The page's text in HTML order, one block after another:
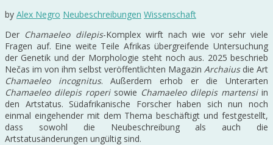
by Alex Negro Neubeschreibungen Wissenschaft
Der Chamaeleo dilepis-Komplex wirft nach wie vor sehr viele
Fragen auf. Eine weite Teile Afrikas übergreifende Untersuchung
der Genetik und der Morphologie steht noch aus. 2025 beschrieb
Nečas im von ihm selbst veröffentlichten Magazin Archaiusdie Art
Chamaeleo incognitus. Außerdem erhob er die Unterarten
Chamaeleo dilepis roperisowie Chamaeleo dilepis martensiin
den Artstatus. Südafrikanische Forscher haben sich nun noch
einmal eingehender mit dem Thema beschäftigt und festgestellt,
dass sowohl die Neubeschreibung als auch die
Artstatusänderungen ungültig sind.